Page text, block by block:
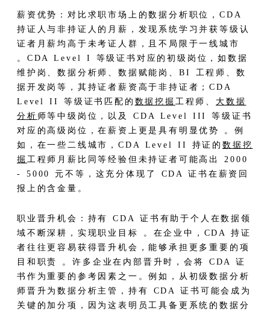
薪资优势：对比求职市场上的数据分析职位，CDA
持证人与非持证人的月薪，发现系统学习并获等级认
证者月薪均高于未考证人群，且不局限于一线城市
。CDA Level I 等级证书对应的初级岗位，如数据
维护岗、数据分析师、数据赋能岗、BI 工程师、数
据开发岗等，其持证者薪资高于非持证者；CDA
Level II 等级证书匹配的 数据挖掘 工程师、 大数据
分析 师等中级岗位，以及 CDA Level III 等级证书
对应的高级岗位，在薪资上更是具有明显优势 。例
如，在一些二线城市，CDA Level II 持证的数据挖
掘 工程师月薪比同等经验但未持证者可能高出 2000
- 5000 元不等，这充分体现了 CDA 证书在薪资回
报上的含金量。​
职业晋升机会：持有 CDA 证书有助于个人在数据领
域不断深耕，实现职业目标 。在企业中，CDA 持证
者往往更容易获得晋升机会，能够承担更多重要的项
目和职责 。许多企业在内部晋升时，会将 CDA 证
书作为重要的参考因素之一。例如，从初级数据分析
师晋升为数据分析主管，持有 CDA 证书可能会成为
关键的加分项，因为这表明员工具备更系统的数据分